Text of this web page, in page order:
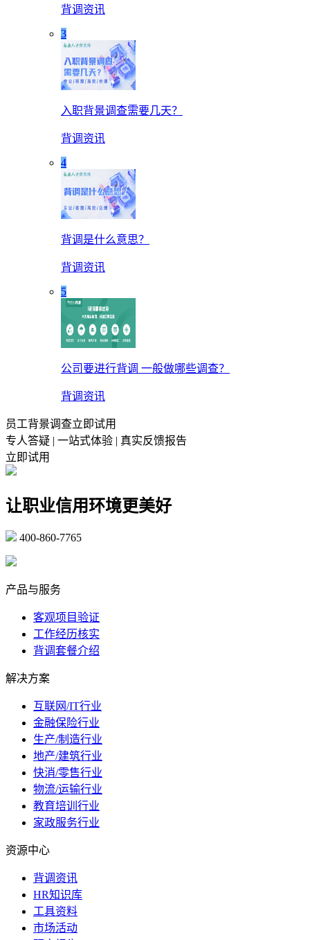
背调资讯
3
入职背景调查需要几天？
背调资讯
4
背调是什么意思？
背调资讯
5
公司要进行背调 一般做哪些调查？
背调资讯
员工背景调查立即试用
专人答疑 | 一站式体验 | 真实反馈报告
立即试用
让职业信用环境更美好
400-860-7765
产品与服务
客观项目验证
工作经历核实
背调套餐介绍
解决方案
互联网/IT行业
金融保险行业
生产/制造行业
地产/建筑行业
快消/零售行业
物流/运输行业
教育培训行业
家政服务行业
资源中心
背调资讯
HR知识库
工具资料
市场活动